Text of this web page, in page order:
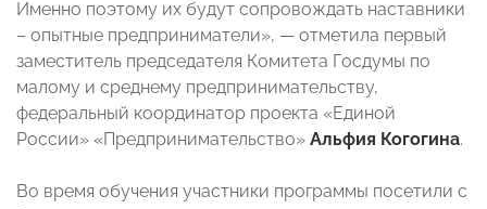
Именно поэтому их будут сопровождать наставники
– опытные предприниматели», — отметила первый
заместитель председателя Комитета Госдумы по
малому и среднему предпринимательству,
федеральный координатор проекта «Единой
России» «Предпринимательство» Альфия Когогина.
Во время обучения участники программы посетили с